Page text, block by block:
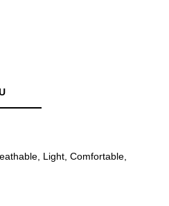
Light, Comfortable,